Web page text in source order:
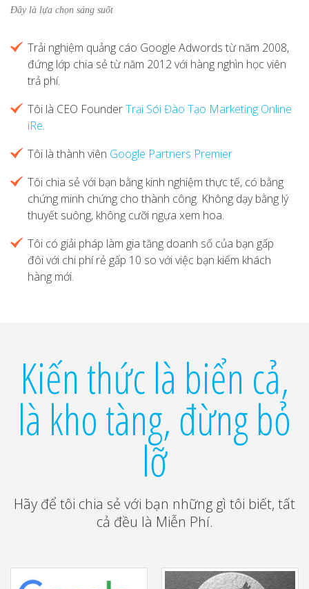
Đây là lựa chọn sáng suốt
Trải nghiệm quảng cáo Google Adwords từ năm 2008,
đứng lớp chia sẻ từ năm 2012 với hàng nghìn học viên
trả phí.
Tôi là CEO FounderTrại Sói Đào Tạo Marketing Online
iRe.
Tôi là thành viên Google Partners Premier
Tôi chia sẻ với bạn bằng kinh nghiệm thực tế, có bằng
chứng minh chứng cho thành công. Không dạy bằng lý
thuyết suông, không cưỡi ngựa xem hoa.
Tôi có giải pháp làm gia tăng doanh số của bạn gấp
đôi với chi phí rẻ gấp 10 so với việc bạn kiếm khách
hàng mới.
Kiến thức là biển cả,
là kho tàng, đừng bỏ
lỡ
Hãy để tôi chia sẻ với bạn những gì tôi biết, tất
cả đều là Miễn Phí.